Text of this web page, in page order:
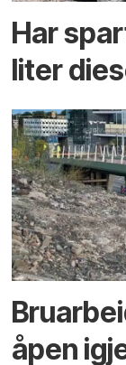
Har
liter
åpen